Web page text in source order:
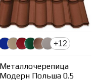
+12
Металлочерепица
Модерн Польша 0.5